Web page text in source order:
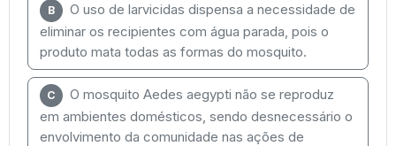
B
O uso de larvicidas dispensa a necessidade de
eliminar os recipientes com água parada, pois o
produto mata todas as formas do mosquito.
C
O mosquito Aedes aegypti não se reproduz
em ambientes domésticos, sendo desnecessário o
envolvimento da comunidade nas ações de